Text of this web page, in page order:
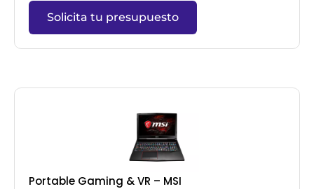
Solicita tu presupuesto
Portable Gaming & VR – MSI